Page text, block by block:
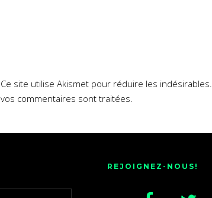
Ce site utilise Akismet pour réduire les indésirables.
vos commentaires sont traitées.
REJOIGNEZ-NOUS!